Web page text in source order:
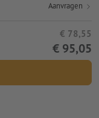
Aanvragen
€ 78,55
€ 95,05